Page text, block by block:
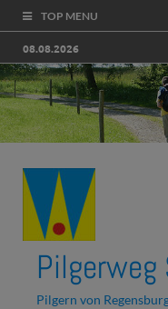
TOP MENU
08.08.2026
Pilgerweg
Pilgern von